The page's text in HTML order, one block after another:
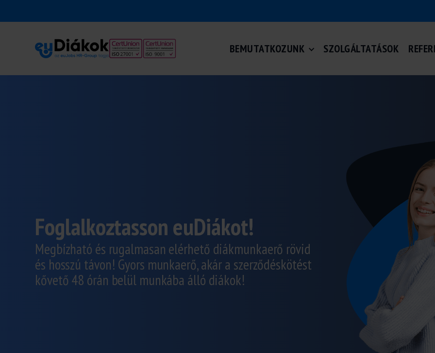
BEMUTATKOZUNK SZOLGÁLTATÁSOK
Foglalkoztasson euDiákot!
Megbízható és rugalmasan elérhető diákmunkaerő rövid
és hosszú távon! Gyors munkaerő, akár a szerződéskötést
kővető 48 órán belül munkába álló diákok!